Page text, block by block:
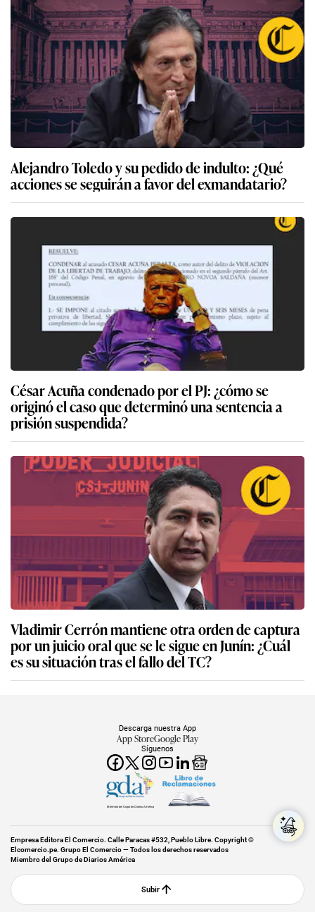
Alejandro Toledo y su pedido de indulto: ¿Qué
acciones se seguirán a favor del exmandatario?
César Acuña condenado por el PJ: ¿cómo se
originó el caso que determinó una sentencia a
prisión suspendida?
Vladimir Cerrón mantiene otra orden de captura
por un juicio oral que se le sigue en Junín: ¿Cuál
es su situación tras el fallo del TC?
Síguenos
Descarga nuestra App
App StoreGoogle Play
Miembro del Grupo de Diarios América
Empresa Editora El Comercio. Calle Paracas #532, Pueblo Libre. Copyright ©
Elcomercio.pe. Grupo El Comercio — Todos los derechos reservados
Miembro del Grupo de Diarios América
Subir